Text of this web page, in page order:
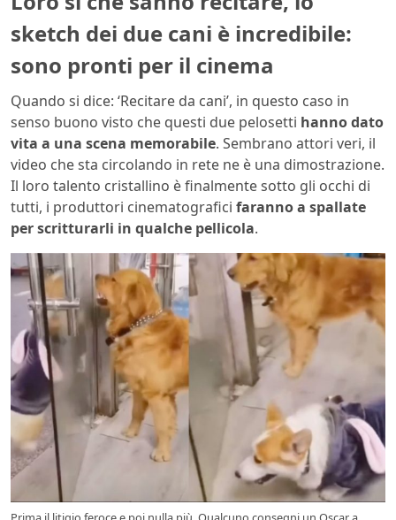
sketch dei due cani è incredibile:
sono pronti per il cinema
Quando si dice: ‘Recitare da cani’, in questo caso in
senso buono visto che questi due pelosetti hanno dato
vita a una scena memorabile. Sembrano attori veri, il
video che sta circolando in rete ne è una dimostrazione.
Il loro talento cristallino è finalmente sotto gli occhi di
tutti, i produttori cinematografici faranno a spallate
per scritturarli in qualche pellicola.